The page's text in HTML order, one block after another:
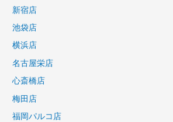
新宿店
池袋店
横浜店
名古屋栄店
心斎橋店
梅田店
福岡パルコ店